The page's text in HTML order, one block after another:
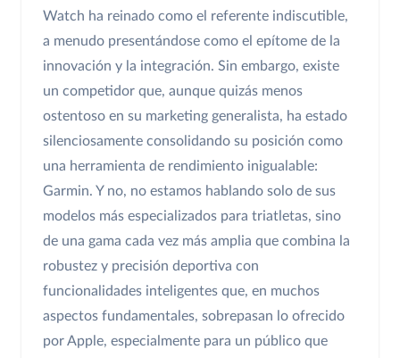
Watch ha reinado como el referente indiscutible,
a menudo presentándose como el epítome de la
innovación y la integración. Sin embargo, existe
un competidor que, aunque quizás menos
ostentoso en su marketing generalista, ha estado
silenciosamente consolidando su posición como
una herramienta de rendimiento inigualable:
Garmin. Y no, no estamos hablando solo de sus
modelos más especializados para triatletas, sino
de una gama cada vez más amplia que combina la
robustez y precisión deportiva con
funcionalidades inteligentes que, en muchos
aspectos fundamentales, sobrepasan lo ofrecido
por Apple, especialmente para un público que